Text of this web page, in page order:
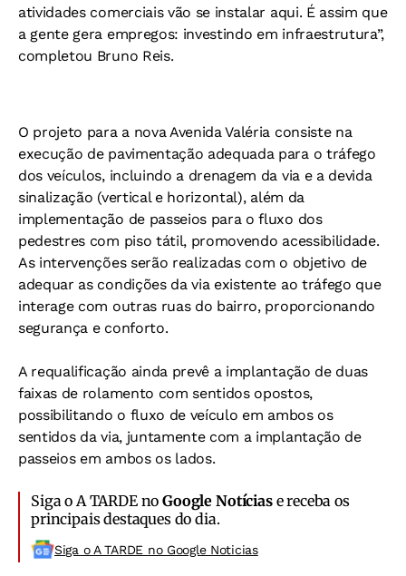
atividades comerciais vão se instalar aqui. É assim que
a gente gera empregos: investindo em infraestrutura”,
completou Bruno Reis.
O projeto para a nova Avenida Valéria consiste na
execução de pavimentação adequada para o tráfego
dos veículos, incluindo a drenagem da via e a devida
sinalização (vertical e horizontal), além da
implementação de passeios para o fluxo dos
pedestres com piso tátil, promovendo acessibilidade.
As intervenções serão realizadas com o objetivo de
adequar as condições da via existente ao tráfego que
interage com outras ruas do bairro, proporcionando
segurança e conforto.
A requalificação ainda prevê a implantação de duas
faixas de rolamento com sentidos opostos,
possibilitando o fluxo de veículo em ambos os
sentidos da via, juntamente com a implantação de
passeios em ambos os lados.
Siga o A TARDE noGoogle Notíciase receba os
principais destaques do dia.
Siga o A TARDE no Google Noticias